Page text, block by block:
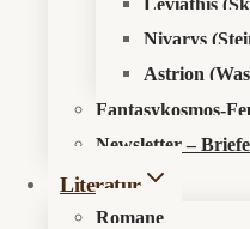
Leviathis
Nivarys
Astrion
Fantasykosmos-
Newsletter –
Literatur
Romane